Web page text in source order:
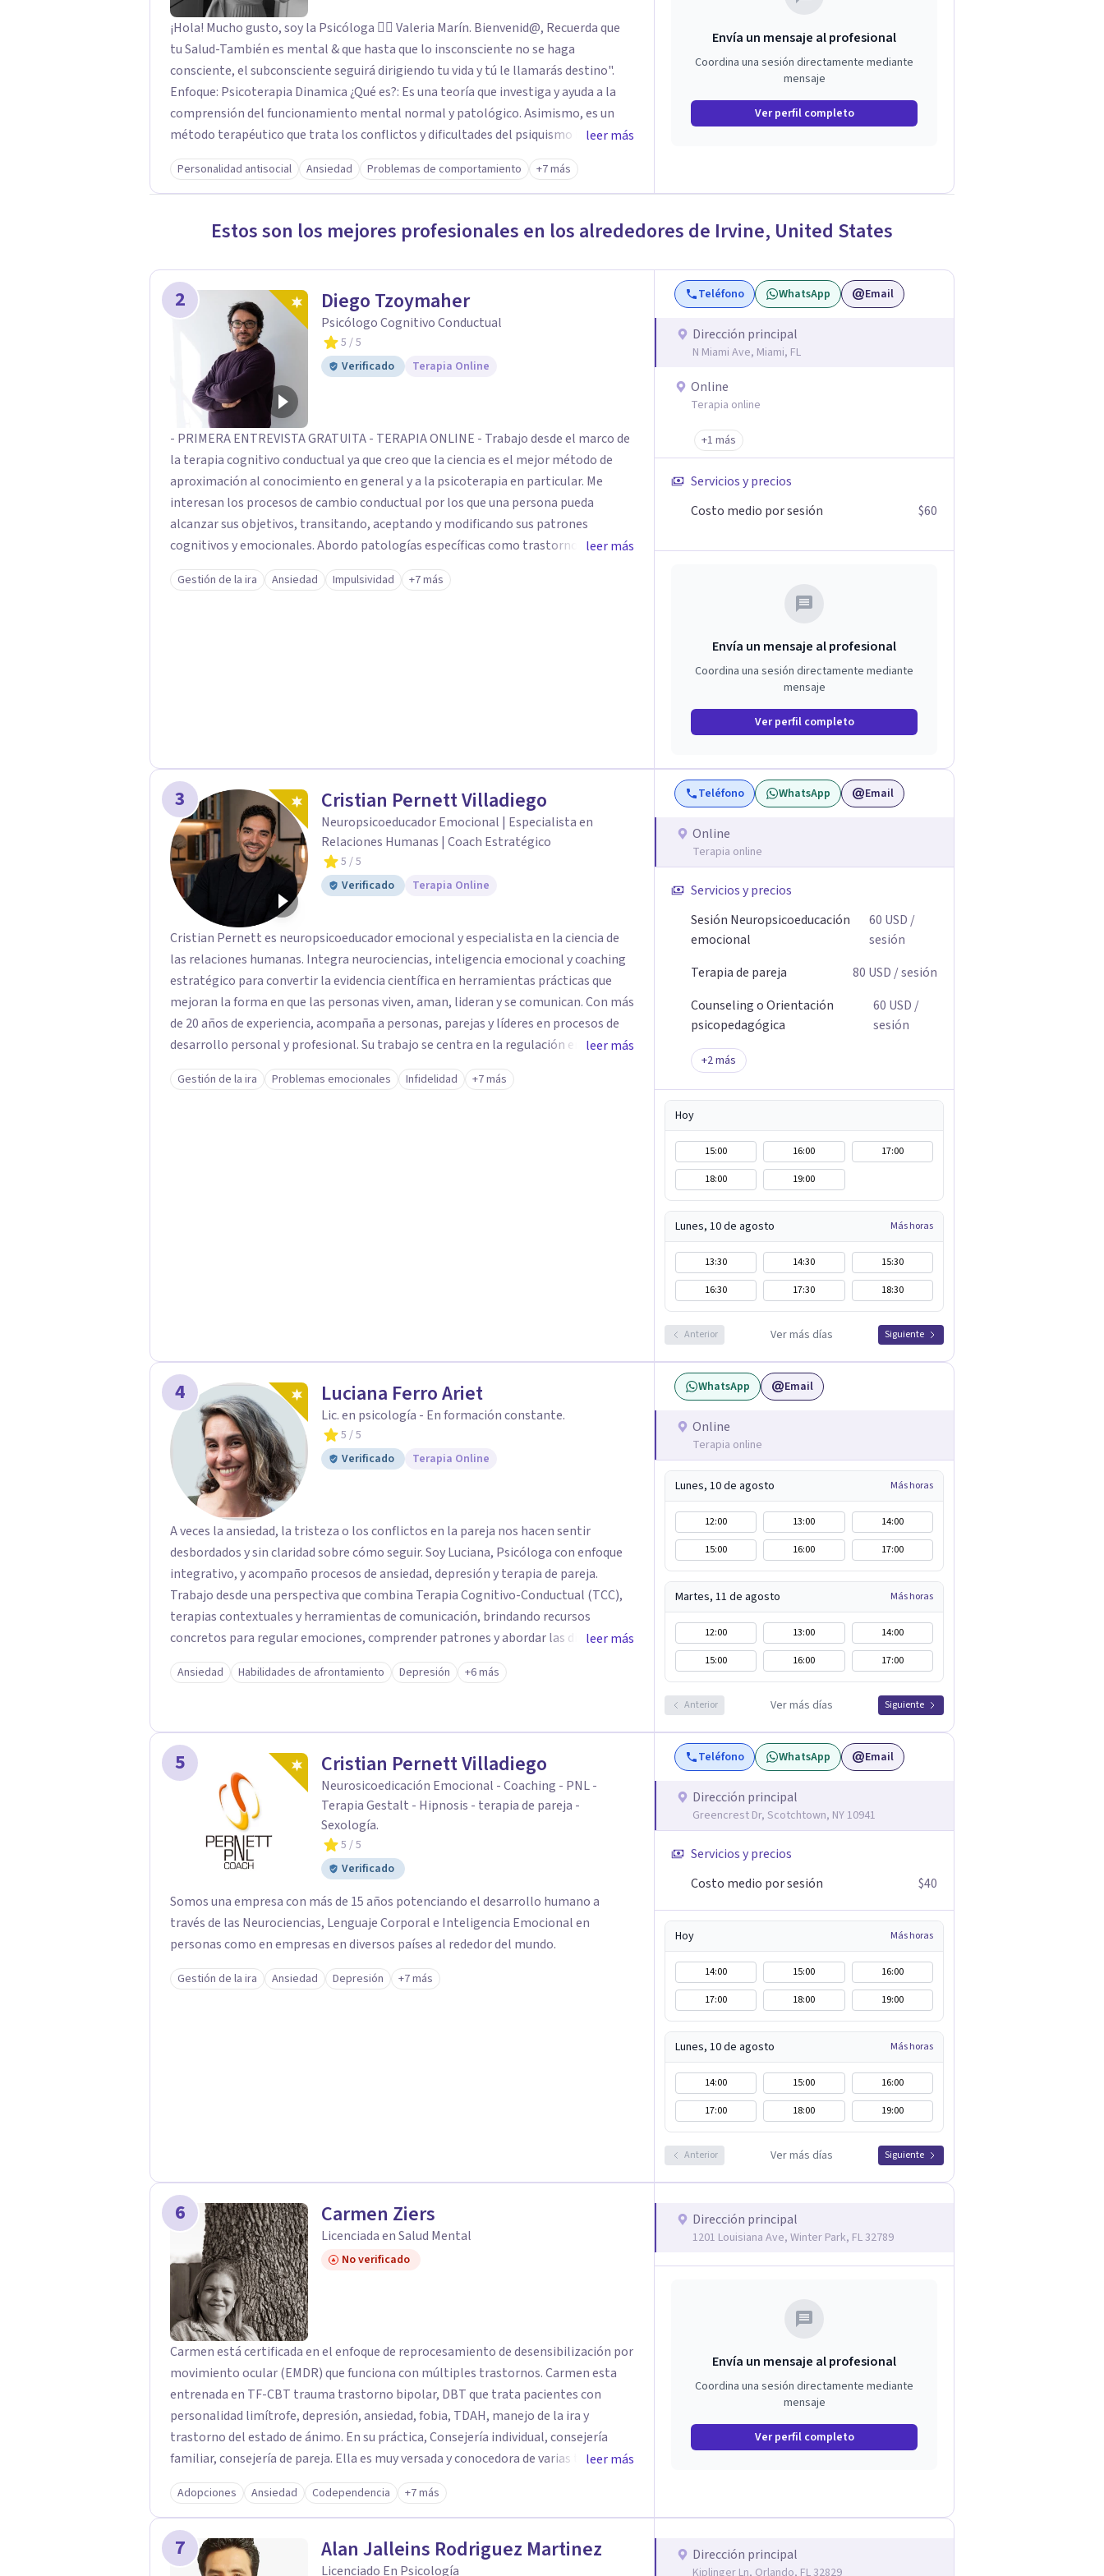
¡Hola! Mucho gusto, soy la Psicóloga 👩‍⚕️ Valeria Marín. Bienvenid@, Recuerda que
tu Salud-También es mental & que hasta que lo insconsciente no se haga
consciente, el subconsciente seguirá dirigiendo tu vida y tú le llamarás destino".
Enfoque: Psicoterapia Dinamica ¿Qué es?: Es una teoría que investiga y ayuda a la
comprensión del funcionamiento mental normal y patológico. Asimismo, es un
método terapéutico que trata los conflictos y dificultades del psiquismo humano.
Objetivo: Comprender los funcionamientos mentales del paciente tratando de
darle significado, ayudarlo a comprender estos funcionamientos a través del
análisis de sus patrones de relación, los modos de vivirse a sí mismo, de
relacionarse con los demás.
leer más
Personalidad antisocial Ansiedad Problemas de comportamiento +7 más
Envía un mensaje al profesional
Coordina una sesión directamente mediante
mensaje
Ver perfil completo
Estos son los mejores profesionales en los alrededores de Irvine, United States
2 Diego Tzoymaher
Psicólogo Cognitivo Conductual
5 / 5
Verificado
Terapia Online
- PRIMERA ENTREVISTA GRATUITA - TERAPIA ONLINE - Trabajo desde el marco de
la terapia cognitivo conductual ya que creo que la ciencia es el mejor método de
aproximación al conocimiento en general y a la psicoterapia en particular. Me
interesan los procesos de cambio conductual por los que una persona pueda
alcanzar sus objetivos, transitando, aceptando y modificando sus patrones
cognitivos y emocionales. Abordo patologías específicas como trastornos de
ansiedad y del ánimo, y también crisis vitales y procesos de crecimiento personal.
leer más
Gestión de la ira Ansiedad Impulsividad +7 más
Teléfono WhatsApp Email
Dirección principal
N Miami Ave, Miami, FL
Online
Terapia online
+1 más
Servicios y precios
Costo medio por sesión
$60
Envía un mensaje al profesional
Coordina una sesión directamente mediante
mensaje
Ver perfil completo
3 Cristian Pernett Villadiego
Neuropsicoeducador Emocional | Especialista en
Relaciones Humanas | Coach Estratégico
5 / 5
Verificado
Terapia Online
Cristian Pernett es neuropsicoeducador emocional y especialista en la ciencia de
las relaciones humanas. Integra neurociencias, inteligencia emocional y coaching
estratégico para convertir la evidencia científica en herramientas prácticas que
mejoran la forma en que las personas viven, aman, lideran y se comunican. Con más
de 20 años de experiencia, acompaña a personas, parejas y líderes en procesos de
desarrollo personal y profesional. Su trabajo se centra en la regulación emocional,
las relaciones de pareja, la comunicación efectiva y el liderazgo consciente. Su
metodología combina psicología contemporánea, neurociencias y estrategias de
leer más
Gestión de la ira Problemas emocionales Infidelidad +7 más
Teléfono WhatsApp Email
Online
Terapia online
Servicios y precios
Sesión Neuropsicoeducación
emocional
60 USD /
sesión
Terapia de pareja
80 USD / sesión
Counseling o Orientación
psicopedagógica
60 USD /
sesión
+2más
Hoy
15:00 16:00
17:00
18:00
19:00
Lunes, 10 de agosto Más horas
13:30 14:30
15:30
16:30
17:30 18:30
Anterior Ver más días Siguiente
4 Luciana Ferro Ariet
Lic. en psicología - En formación constante.
5 / 5
Verificado
Terapia Online
A veces la ansiedad, la tristeza o los conflictos en la pareja nos hacen sentir
desbordados y sin claridad sobre cómo seguir. Soy Luciana, Psicóloga con enfoque
integrativo, y acompaño procesos de ansiedad, depresión y terapia de pareja.
Trabajo desde una perspectiva que combina Terapia Cognitivo-Conductual (TCC),
terapias contextuales y herramientas de comunicación, brindando recursos
concretos para regular emociones, comprender patrones y abordar las dificultades
vinculares con mayor claridad. Ofrezco sesiones individuales y terapia de pareja en
modalidad online. Si sentís que es momento de darte un espacio para empezar un
leer más
Ansiedad Habilidades de afrontamiento Depresión +6 más
WhatsApp Email
Online
Terapia online
Lunes, 10 de agosto Más horas
12:00 13:00
14:00
15:00
16:00 17:00
Martes, 11 de agosto Más horas
12:00 13:00
14:00
15:00
16:00 17:00
Anterior Ver más días Siguiente
5 Cristian Pernett Villadiego
Neurosicoedicación Emocional - Coaching - PNL -
Terapia Gestalt - Hipnosis - terapia de pareja -
Sexología.
5 / 5
Verificado
Somos una empresa con más de 15 años potenciando el desarrollo humano a
través de las Neurociencias, Lenguaje Corporal e Inteligencia Emocional en
personas como en empresas en diversos países al rededor del mundo. ​
Gestión de la ira Ansiedad Depresión +7 más
Teléfono WhatsApp Email
Dirección principal
Greencrest Dr, Scotchtown, NY 10941
Servicios y precios
Costo medio por sesión
$40
Hoy Más horas
14:00 15:00
16:00
17:00
18:00 19:00
Lunes, 10 de agosto Más horas
14:00 15:00
16:00
17:00
18:00 19:00
Anterior Ver más días Siguiente
6 Carmen Ziers
Licenciada en Salud Mental
No verificado
Carmen está certificada en el enfoque de reprocesamiento de desensibilización por
movimiento ocular (EMDR) que funciona con múltiples trastornos. Carmen esta
entrenada en TF-CBT trauma trastorno bipolar, DBT que trata pacientes con
personalidad limítrofe, depresión, ansiedad, fobia, TDAH, manejo de la ira y
trastorno del estado de ánimo. En su práctica, Consejería individual, consejería
familiar, consejería de pareja. Ella es muy versada y conocedora de varias técnicas
de asesoramiento como la terapia conductual cognitiva (CBT), la terapia de
aceptación y compromiso, la terapia centrada en soluciones, la terapia de
atención plena y la terapia existencial. Terapia Mindfulness y Terapia Centrada.
Carmen siempre se asegurará de brindarles a sus clientes la mejor y mejor
atención que pueda brindarles. Ella explorará todas las rutas, resoluciones y
leer más
Adopciones Ansiedad Codependencia +7 más
Dirección principal
1201 Louisiana Ave, Winter Park, FL 32789
Envía un mensaje al profesional
Coordina una sesión directamente mediante
mensaje
Ver perfil completo
7 Alan Jalleins Rodriguez Martinez
Licenciado En Psicología
Dirección principal
Kiplinger Ln, Orlando, FL 32829